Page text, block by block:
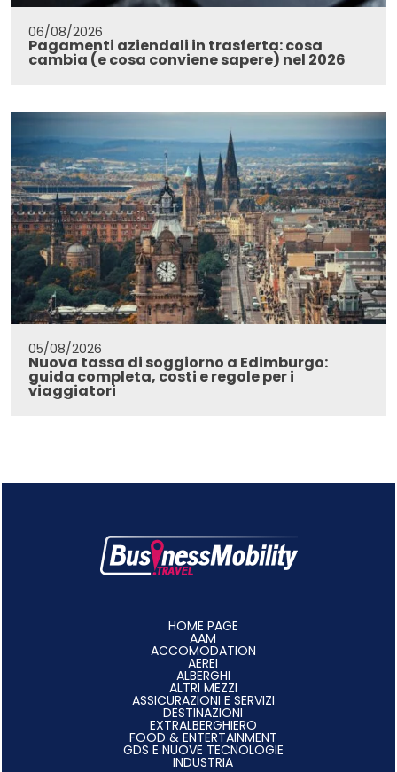
06/08/2026
Pagamenti aziendali in trasferta: cosa
cambia (e cosa conviene sapere) nel 2026
05/08/2026
Nuova tassa di soggiorno a Edimburgo:
guida completa, costi e regole per i
viaggiatori
HOME PAGE
AAM
ACCOMODATION
AEREI
ALBERGHI
ALTRI MEZZI
ASSICURAZIONI E SERVIZI
DESTINAZIONI
EXTRALBERGHIERO
FOOD & ENTERTAINMENT
GDS E NUOVE TECNOLOGIE
INDUSTRIA